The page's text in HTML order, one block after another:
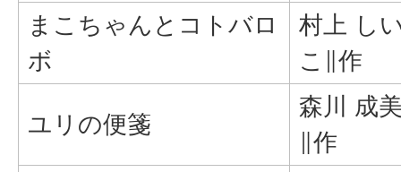
まこちゃんとコトバロ
ボ
村上 し
こ∥作
ユリの便箋
森川 成
∥作